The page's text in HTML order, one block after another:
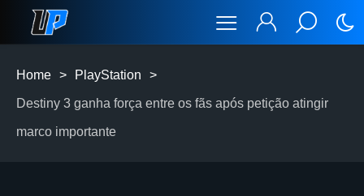
Home > PlayStation >
Destiny 3 ganha força entre os fãs após petição atingir
marco importante